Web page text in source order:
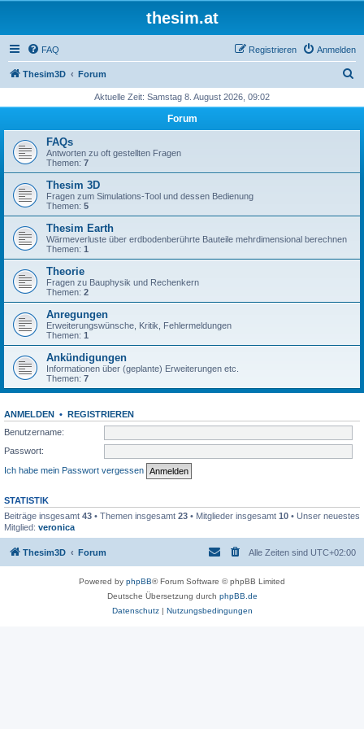
thesim.at
FAQ Anmelden
Registrieren
Thesim3D Forum
h
Aktuelle Zeit: Samstag 8. August 2026, 09:02
Forum
FAQs
Antworten zu oft gestellten Fragen
Themen: 7
Thesim 3D
Fragen zum Simulations-Tool und dessen Bedienung
Themen: 5
Thesim Earth
Wärmeverluste über erdbodenberührte Bauteile mehrdimensional berechnen
Themen: 1
Theorie
Fragen zu Bauphysik und Rechenkern
Themen: 2
Anregungen
Erweiterungswünsche, Kritik, Fehlermeldungen
Themen: 1
Ankündigungen
Informationen über (geplante) Erweiterungen etc.
Themen: 7
ANMELDEN • REGISTRIEREN
Benutzername:
Passwort:
Ich habe mein Passwort vergessen
STATISTIK
Beiträge insgesamt 43 • Themen insgesamt 23 • Mitglieder insgesamt 10 • Unser neuestes
Mitglied: veronica
Thesim3D Forum Alle Zeiten sind UTC+02:00
Powered by phpBB® Forum Software © phpBB Limited
Deutsche Übersetzung durch phpBB.de
Datenschutz| Nutzungsbedingungen